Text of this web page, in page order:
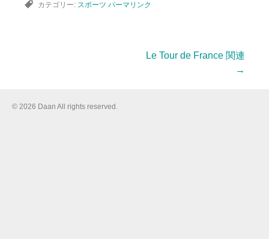
カテゴリー: スポーツ パーマリンク
稿
Le Tour de France 関連
→
© 2026 Daan All rights reserved.